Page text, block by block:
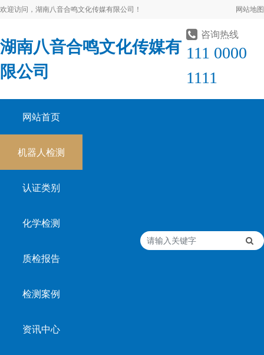
欢迎访问，湖南八音合鸣文化传媒有限公司！ 网站地图
湖南八音合鸣文化传媒有
限公司
咨询热线
111 0000
1111
网站首页
机器人检测
认证类别
化学检测
质检报告
检测案例
资讯中心